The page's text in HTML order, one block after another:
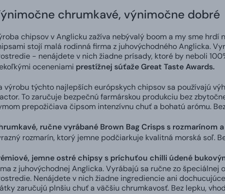
chrumkavé, výnimočne dobré
chipsov v Anglicku zažíva nebývalý boom a my sme
stojí malá rodinná firma z juhovýchodného Anglicka.
- nenájdete v nich žiadne prísady, ktoré by neboli
oceneniami prestížnej súťaže Great Taste Awards.
výrobu týchto najlepších európskych chipsov sa používajú
To zaručuje bezpečnú farmárskou produkciu bez
prepožičiava čipsom intenzívnu chuť a bohatú arómu.
ručne vyrábané Brown Bag Crisps s rozmarínom
rozmarín, ktorý jemne podčiarkuje kvalitná morská soľ.
jemne ostré chipsy s príchuťou chilli údené
z juhovýchodnej Anglicka. Vyrábajú sa ručne zo
Nenájdete v nich žiadne ingrediencie ani
zaručujú plnšiu chuť a väčšiu chrumkavosť. Bez lepku,